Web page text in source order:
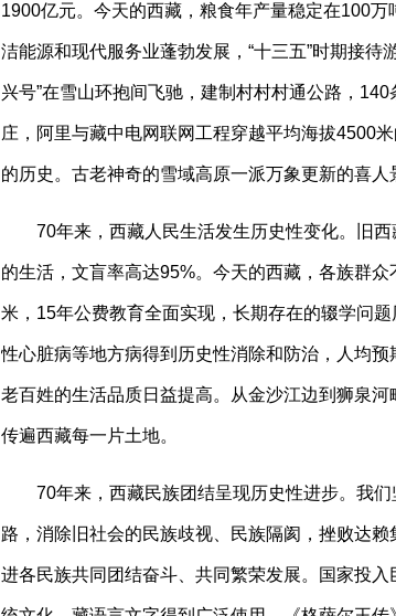
1900亿元。今天的西藏，粮食年产量稳定在100
洁能源和现代服务业蓬勃发展，“十三五”时期接待
兴号”在雪山环抱间飞驰，建制村村村通公路，
庄，阿里与藏中电网联网工程穿越平均海拔4500
的历史。古老神奇的雪域高原一派万象更新的喜人
70年来，西藏人民生活发生历史性变化。旧
的生活，文盲率高达95%。今天的西藏，各族群
米，15年公费教育全面实现，长期存在的辍学问
性心脏病等地方病得到历史性消除和防治，人均预
老百姓的生活品质日益提高。从金沙江边到狮泉
传遍西藏每一片土地。
70年来，西藏民族团结呈现历史性进步。我
路，消除旧社会的民族歧视、民族隔阂，挫败达
进各民族共同团结奋斗、共同繁荣发展。国家投